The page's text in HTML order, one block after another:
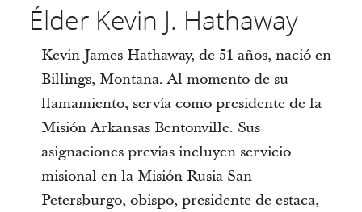
Élder Kevin J. Hathaway
Kevin James Hathaway, de 51 años, nació en
Billings, Montana. Al momento de su
llamamiento, servía como presidente de la
Misión Arkansas Bentonville. Sus
asignaciones previas incluyen servicio
misional en la Misión Rusia San
Petersburgo, obispo, presidente de estaca,